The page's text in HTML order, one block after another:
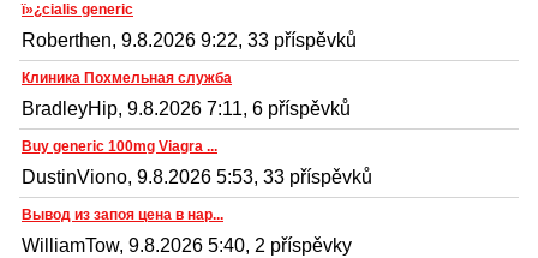
ï»¿cialis generic
Roberthen, 9.8.2026 9:22, 33 příspěvků
Клиника Похмельная служба
BradleyHip, 9.8.2026 7:11, 6 příspěvků
Buy generic 100mg Viagra ...
DustinViono, 9.8.2026 5:53, 33 příspěvků
Вывод из запоя цена в нар...
WilliamTow, 9.8.2026 5:40, 2 příspěvky